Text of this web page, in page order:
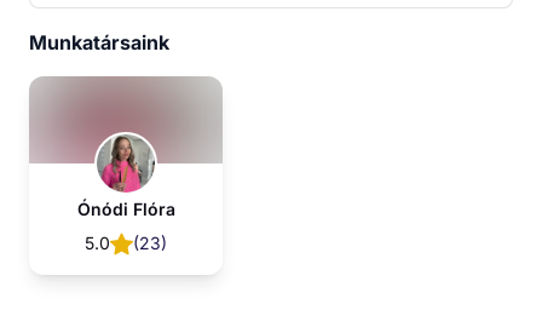
Munkatársaink
Ónódi Flóra
5.0
(23)